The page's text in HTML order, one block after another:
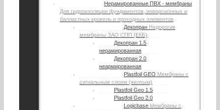
Нерамированные ПВХ - мембраны
Для гидроизоляции фундаментов, инверсионных и
балластных кровель и проходных элементов
Декопран Недорогие
мембраны ЗАО СПП (ЕКБ)
Декопран 1.5
нерамированная
Декопран 2.0
неармированная
Plastfoil GEO Мембраны с
сигнальным слоем (желтым)
Plastfoil Geo 1.5
Plastfoil Geo 2.0
Logicbase Мембраны с